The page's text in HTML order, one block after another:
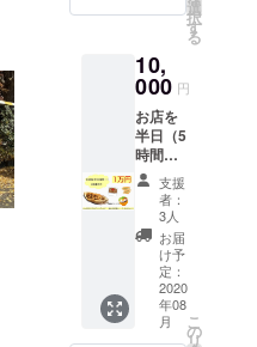
を予定
りま
す。試
食会を
お選び
いただ
いて
も、都
合がつ
かなけ
れば変
更可能
です。
お礼の
メール
と、
選
択
す
る
10,
000 円
お店を
半日（5
時間）
貸し切
れる権
利。お
食事付
き。小
さなお
店でこ
の情勢
ですの
支援
者：
3人
お届
け予
定：
2020
年08
月
こ
の
リ